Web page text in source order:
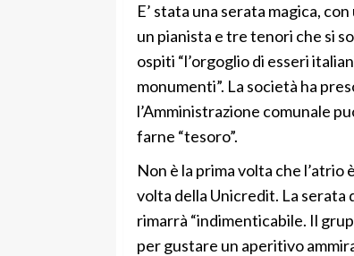
E’ stata una serata magica,
un pianista e tre tenori che si
ospiti “l’orgoglio di esseri
monumenti”. La società ha
l’Amministrazione comunale
farne “tesoro”.
Non è la prima volta che
volta della Unicredit. La serata
rimarrà “indimenticabile. Il
per gustare un aperitivo